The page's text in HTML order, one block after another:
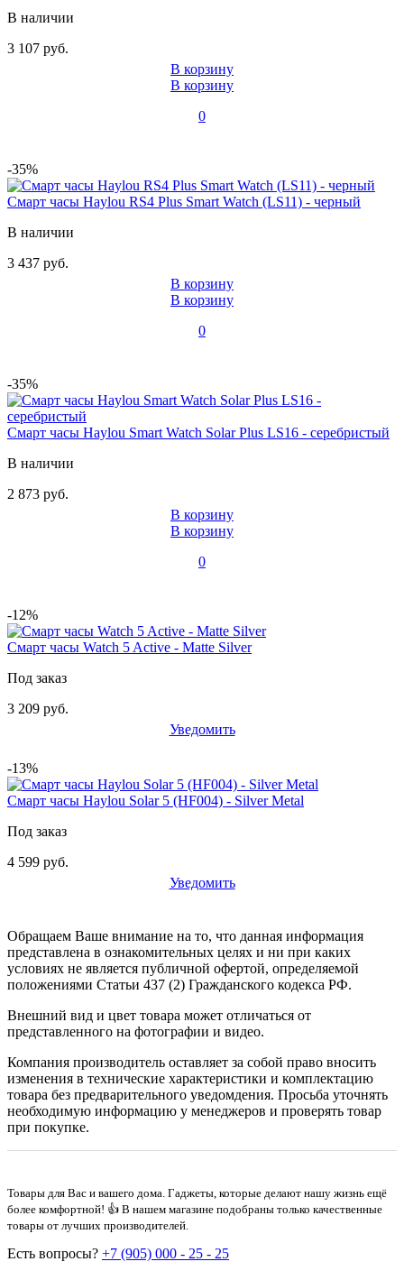
В наличии
3 107 руб.
В корзину
В корзину
0
-35%
Смарт часы Haylou RS4 Plus Smart Watch (LS11) - черный
В наличии
3 437 руб.
В корзину
В корзину
0
-35%
Смарт часы Haylou Smart Watch Solar Plus LS16 - серебристый
В наличии
2 873 руб.
В корзину
В корзину
0
-12%
Смарт часы Watch 5 Active - Matte Silver
Под заказ
3 209 руб.
Уведомить
-13%
Смарт часы Haylou Solar 5 (HF004) - Silver Metal
Под заказ
4 599 руб.
Уведомить
Обращаем Ваше внимание на то, что данная информация
представлена в ознакомительных целях и ни при каких
условиях не является публичной офертой, определяемой
положениями Статьи 437 (2) Гражданского кодекса РФ.
Внешний вид и цвет товара может отличаться от
представленного на фотографии и видео.
Компания производитель оставляет за собой право вносить
изменения в технические характеристики и комплектацию
товара без предварительного уведомдения. Просьба уточнять
необходимую информацию у менеджеров и проверять товар
при покупке.
Товары для Вас и вашего дома. Гаджеты, которые делают нашу жизнь ещё
более комфортной! 👍 В нашем магазине подобраны только качественные
товары от лучших производителей.
Есть вопросы? +7 (905) 000 - 25 - 25